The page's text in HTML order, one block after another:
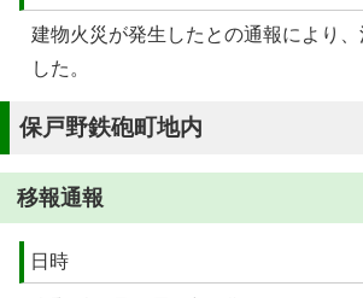
建物火災が発生したとの通報により、
した。
保戸野鉄砲町地内
移報通報
日時